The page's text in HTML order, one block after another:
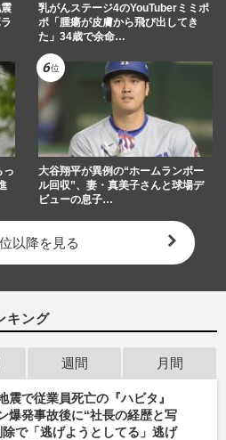
乳がんステージ4のYouTuberミミポ
ポ「腫瘍が皮膚から飛び出してき
た」34歳で余命…
っ
大谷翔平が異例の“ホームランボー
ル回収”、妻・真美子さんと球場デ
ビューの息子…
以降を見る
キング
週間 月間
震で従業員死亡の『ハビタ』
爆発事故後に“社長の経歴と写
除で「逃げようとしてる」逃げ